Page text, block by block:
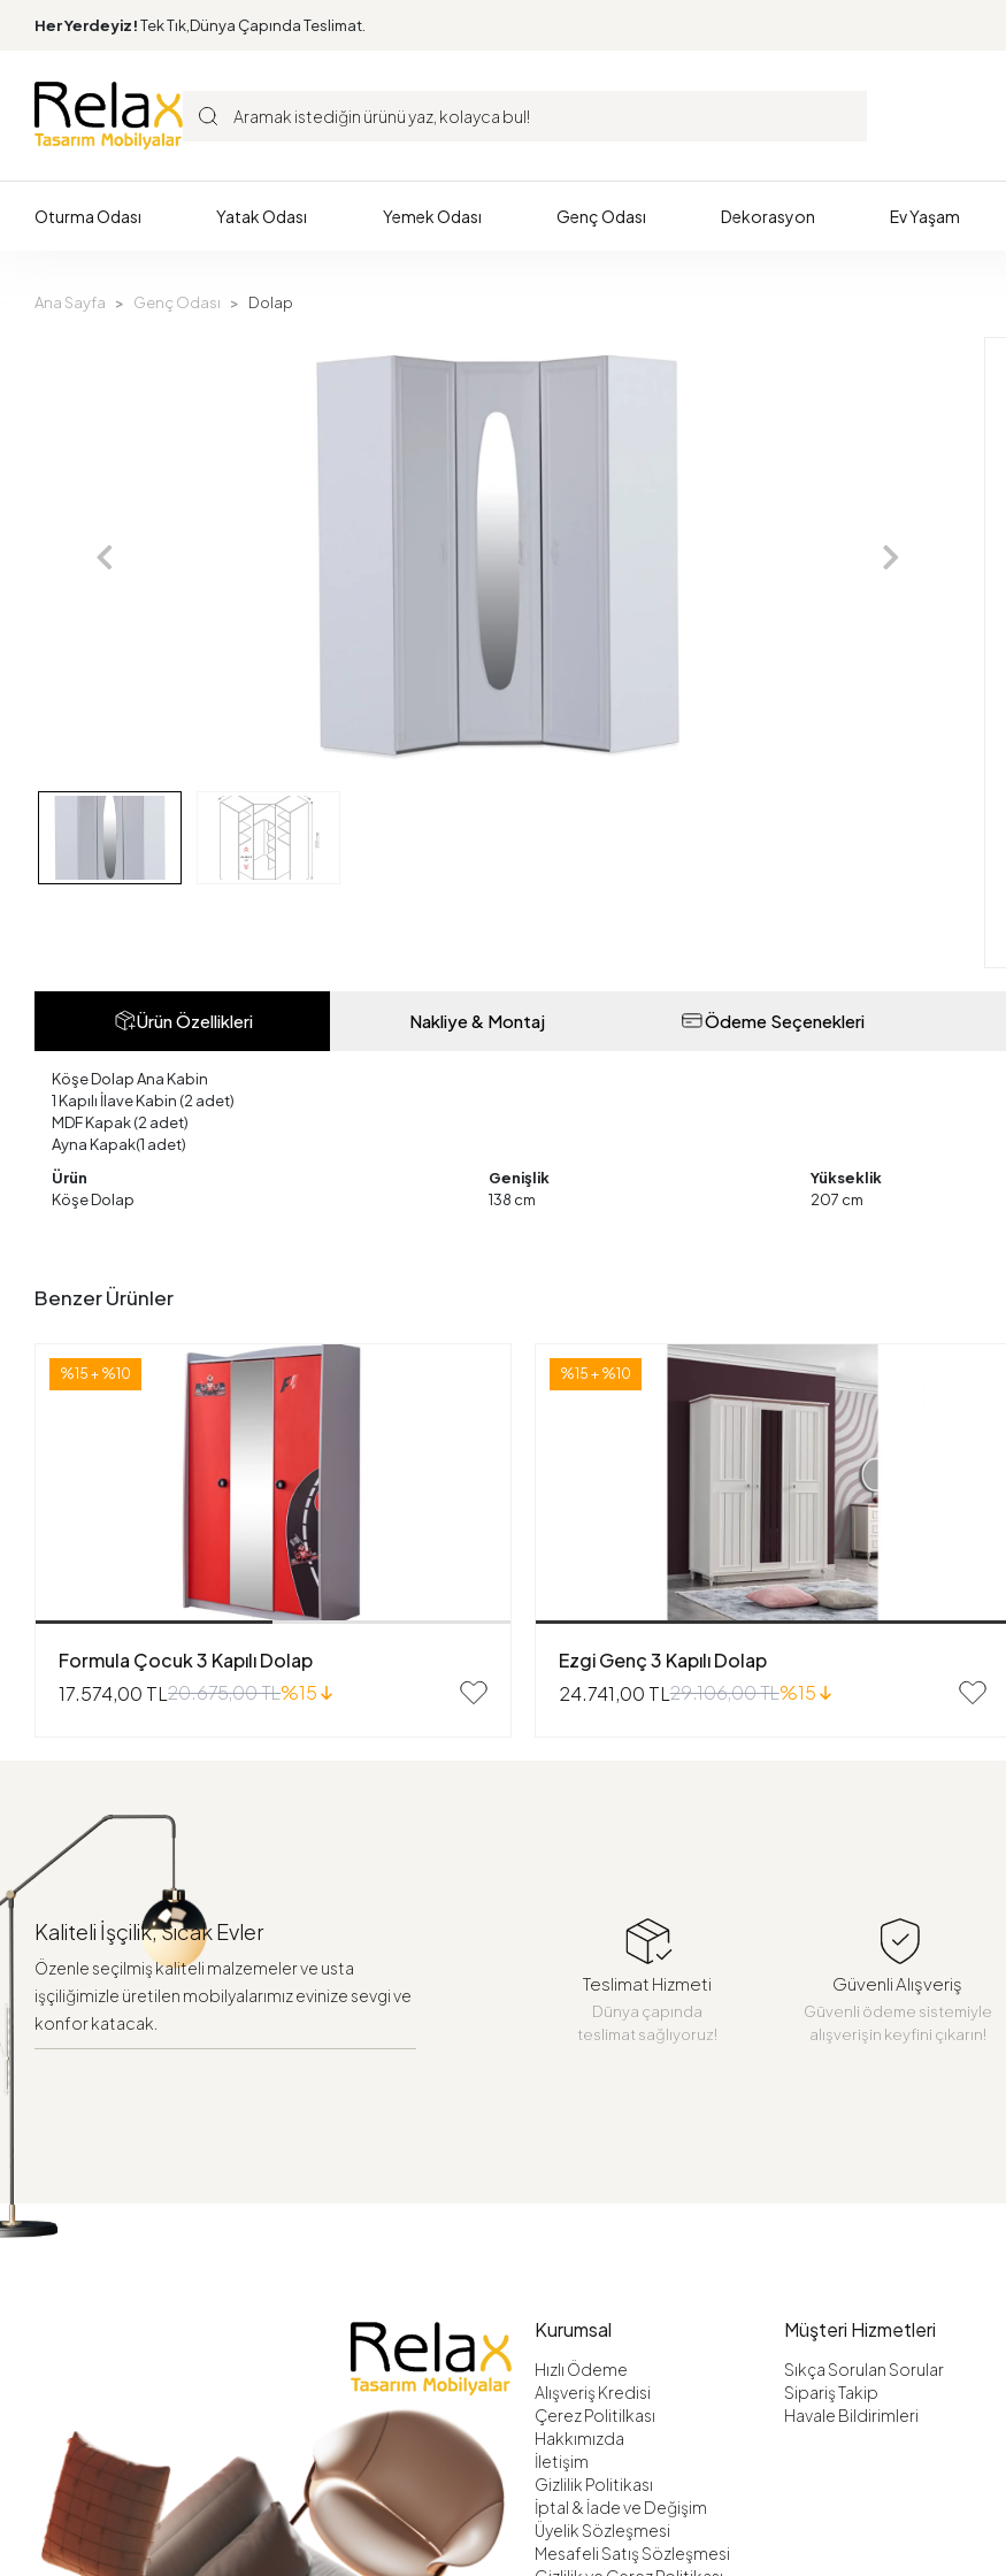
Her Yerdeyiz!Tek Tık,Dünya Çapında Teslimat.
Oturma Odası Yatak Odası Yemek Odası Genç Odası Dekorasyon Ev Yaşam
Ana Sayfa Genç Odası Dolap
Ürün Özellikleri Nakliye & Montaj Ödeme Seçenekleri
Köşe Dolap Ana Kabin
1 Kapılı İlave Kabin (2 adet)
MDF Kapak (2 adet)
Ayna Kapak(1 adet)
Ürün
Genişlik Yükseklik
Köşe Dolap
138 cm 207 cm
Benzer Ürünler
%15 + %10
Formula Çocuk 3 Kapılı Dolap
17.574,00 TL20.675,00 TL%15
%15 + %10
Ezgi Genç 3 Kapılı Dolap
24.741,00 TL29.106,00 TL%15
Kaliteli İşçilik, Sıcak Evler
Özenle seçilmiş kaliteli malzemeler ve usta
işçiliğimizle üretilen mobilyalarımız evinize sevgi ve
konfor katacak.
Teslimat Hizmeti
Dünya çapında
teslimat sağlıyoruz!
Güvenli Alışveriş
Güvenli ödeme sistemiyle
alışverişin keyfini çıkarın!
Kurumsal
Hızlı Ödeme
Alışveriş Kredisi
Çerez Politilkası
Hakkımızda
İletişim
Gizlilik Politikası
İptal & İade ve Değişim
Üyelik Sözleşmesi
Mesafeli Satış Sözleşmesi
Müşteri Hizmetleri
Sıkça Sorulan Sorular
Sipariş Takip
Havale Bildirimleri